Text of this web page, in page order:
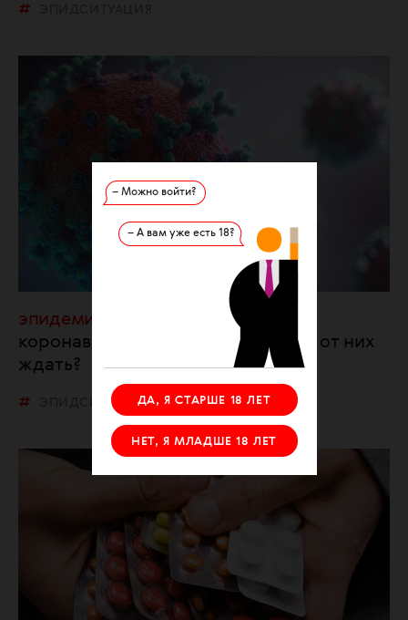
– Можно войти?
– А вам уже есть 18?
ДА, Я СТАРШЕ 18 ЛЕТ
НЕТ, Я МЛАДШЕ 18 ЛЕТ
эпидемия
Пять новых штаммов
коронавируса: чем опасны и чего от них
ждать?
ЭПИДСИТУАЦИЯ